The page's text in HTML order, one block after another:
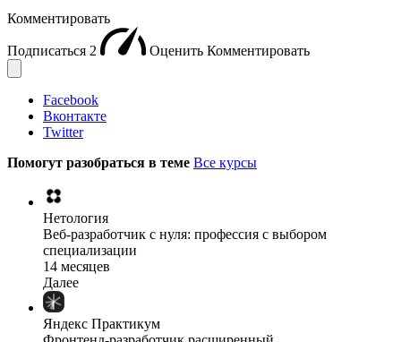
Комментировать
Подписаться 2 Оценить Комментировать
Facebook
Вконтакте
Twitter
Помогут разобраться в теме Все курсы
Нетология
Веб-разработчик с нуля: профессия с выбором
специализации
14 месяцев
Далее
Яндекс Практикум